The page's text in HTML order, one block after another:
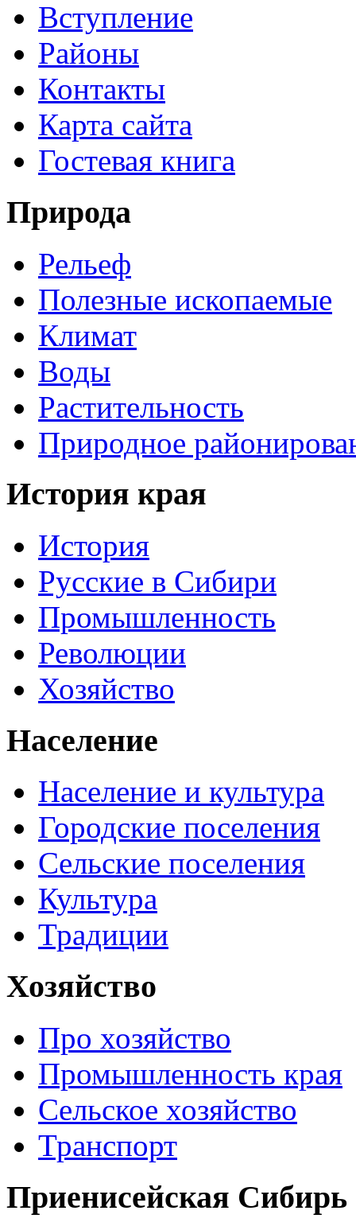
Вступление
Районы
Контакты
Карта сайта
Гостевая книга
Природа
Рельеф
Полезные ископаемые
Климат
Воды
Растительность
Природное
История края
История
Русские в Сибири
Промышленность
Революции
Хозяйство
Население
Население и культура
Городские поселения
Сельские поселения
Культура
Традиции
Хозяйство
Про хозяйство
Промышленность края
Сельское хозяйство
Транспорт
Приенисейская Сибирь